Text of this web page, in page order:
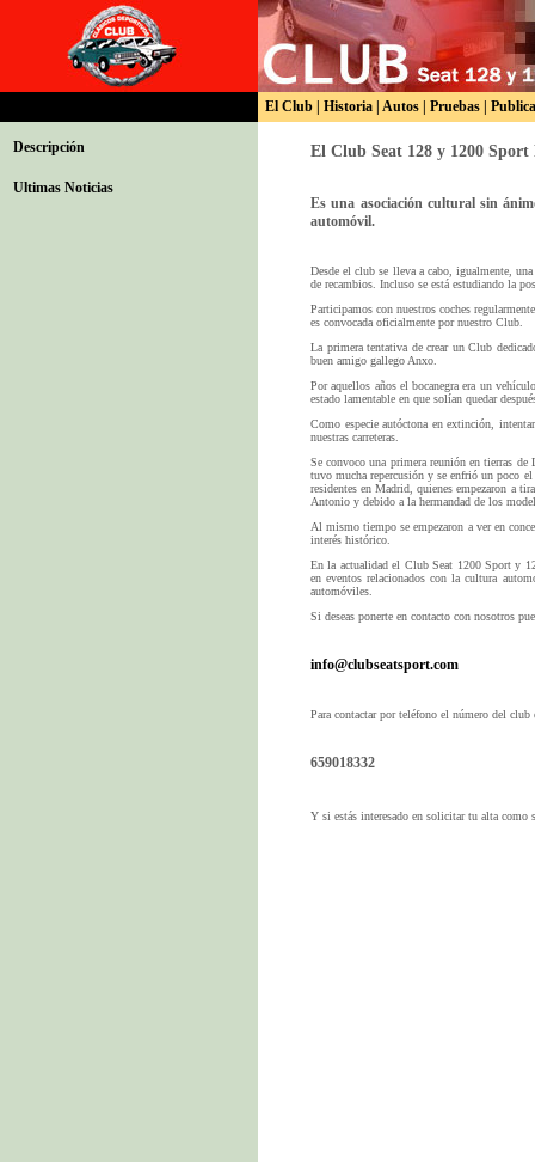
El Club Historia Autos Pruebas
Descripción
Ultimas Noticias
El Club Seat 128 y 1200 Sport
Es una asociación cultural sin
automóvil.
Desde el club se lleva a cabo, igualmente,
de recambios. Incluso se está estudiando la
Participamos con nuestros coches
es convocada oficialmente por nuestro Club.
La primera tentativa de crear un Club
buen amigo gallego Anxo.
Por aquellos años el bocanegra era un
estado lamentable en que solían quedar
Como especie autóctona en extinción,
nuestras carreteras.
Se convoco una primera reunión en tierras
tuvo mucha repercusión y se enfrió un poco
residentes en Madrid, quienes empezaron a
Antonio y debido a la hermandad de los
Al mismo tiempo se empezaron a ver en
interés histórico.
En la actualidad el Club Seat 1200 Sport y
en eventos relacionados con la cultura
automóviles.
Si deseas ponerte en contacto con nosotros
info@clubseatsport.com
Para contactar por teléfono el número del club
659018332
Y si estás interesado en solicitar tu alta como